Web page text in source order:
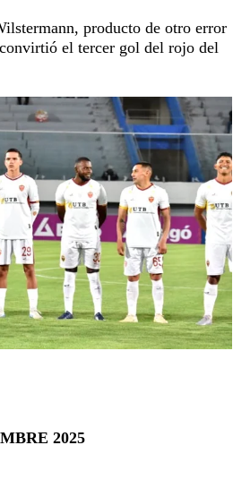
producto de otro error
el tercer gol del rojo del
2025